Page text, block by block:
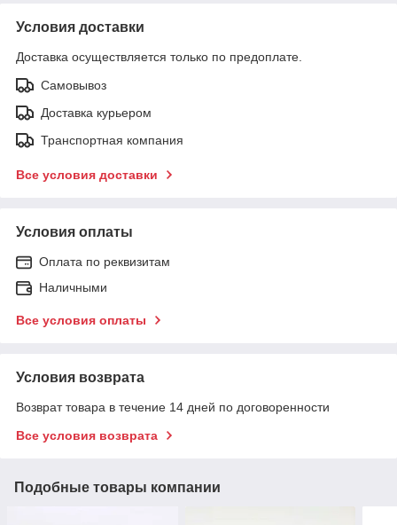
Условия доставки
Доставка осуществляется только по предоплате.
Самовывоз
Доставка курьером
Транспортная компания
Все условия доставки
Условия оплаты
Оплата по реквизитам
Наличными
Все условия оплаты
Условия возврата
Возврат товара в течение 14 дней по договоренности
Все условия возврата
Подобные товары компании